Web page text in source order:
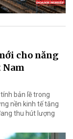
cho năng
bản lề trong
nền kinh tế tăng
thu hút lượng